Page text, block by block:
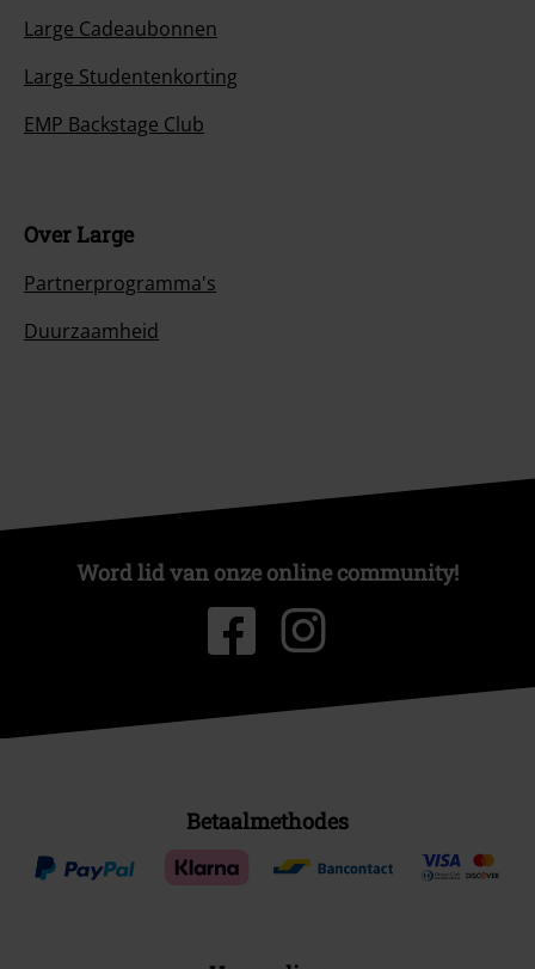
Large Cadeaubonnen
Large Studentenkorting
EMP Backstage Club
Over Large
Partnerprogramma's
Duurzaamheid
Word lid van onze online community!
Betaalmethodes